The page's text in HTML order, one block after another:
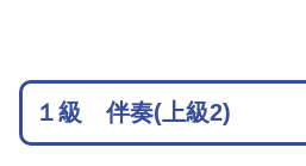
１級 伴奏(上級2)